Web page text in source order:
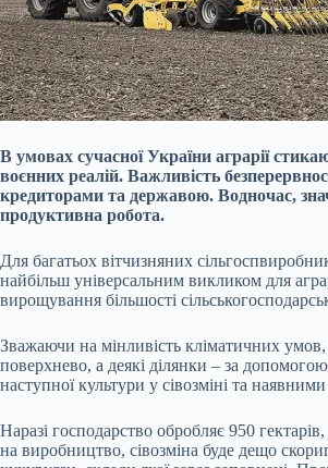
В умовах сучасної України аграрії
воєнних реалій. Важливість
кредиторами та державою. Водночас,
продуктивна робота.
Для багатьох вітчизняних
найбільш універсальним викликом для
вирощування більшості
Зважаючи на мінливість кліматичних
поверхнево, а деякі ділянки – за
наступної культури у сівозміні та
Наразі господарство обробляє 950
на виробництво, сівозміна буде дещо